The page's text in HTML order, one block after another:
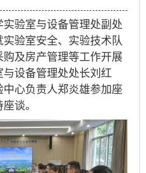
实验室与设备管理处副处
验室安全、实验技术队
及房产管理等工作开展
设备管理处处长刘红
心负责人郑炎雄参加座
谈。